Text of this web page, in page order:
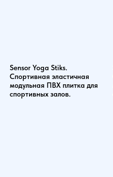
Sensor Yoga Stiks.
Спортивная эластичная
модульная ПВХ плитка для
спортивных залов.